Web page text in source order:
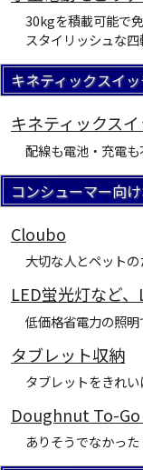
30kgを積載可能で
スタイリッシュな四
キネティックスイ
キネティックス
配線も電池・充電
コンシューマー向
Cloubo
大切な人とペットの
LED蛍光灯など
低価格省電力の照明
タブレット収納
タブレットをきれい
Doughnut To-Go
ありそうでなかった